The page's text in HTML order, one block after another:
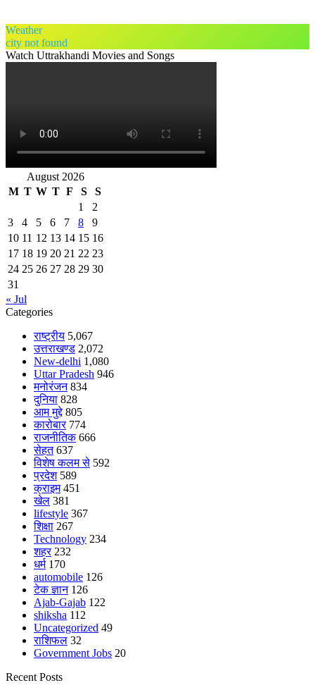
Weather
city not found
Watch Uttrakhandi Movies and Songs
August 2026
M T W T F S
S
1
2
3
4 5 6 7 8
9
10 11 12 13 14 15 16
17 18 19 20 21 22 23
24 25 26 27 28 29 30
31
« Jul
Categories
राष्ट्रीय 5,067
उत्तराखण्ड 2,072
New-delhi 1,080
Uttar Pradesh 946
मनोरंजन 834
दुनिया 828
आम मुद्दे 805
कारोबार 774
राजनीतिक 666
सेहत 637
विशेष कलम से 592
प्रदेश 589
क्राइम 451
खेल 381
lifestyle 367
शिक्षा 267
Technology 234
शहर 232
धर्म 170
automobile 126
टेक ज्ञान 126
Ajab-Gajab 122
shiksha 112
Uncategorized 49
राशिफल 32
Government Jobs 20
Recent Posts